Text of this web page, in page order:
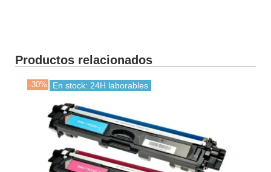
Productos relacionados
-30% En stock: 24H laborables